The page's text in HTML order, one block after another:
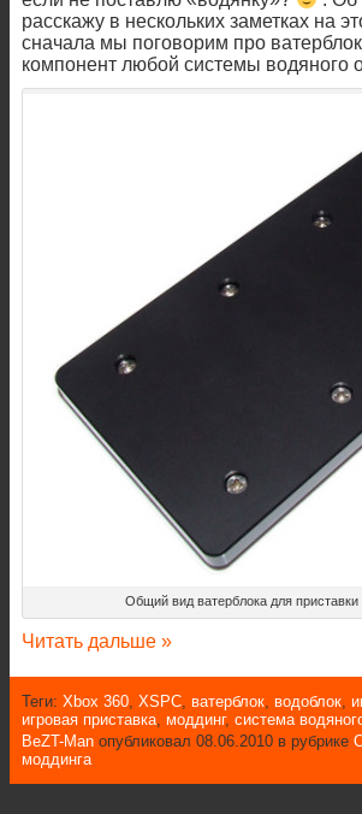
расскажу в нескольких заметках на
сначала мы поговорим про
компонент любой системы водяного
Общий вид ватерблока для приставки
Читать дальше »
Теги: Xbox 360, XSPC, ватерблок, водоблок,
игровая приставка, моддинг, система
BeZT-Man опубликовал 08.06.2010 в рубрике
моддинга